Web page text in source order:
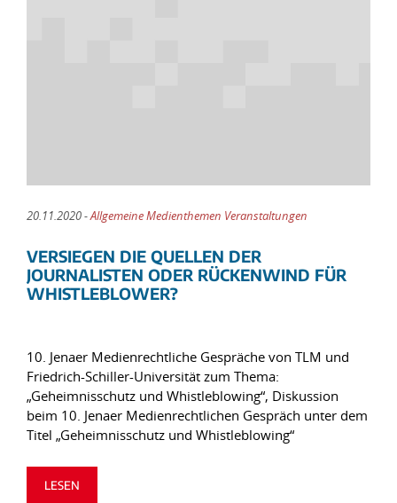
20.11.2020 -Allgemeine Medienthemen Veranstaltungen
VERSIEGEN DIE QUELLEN DER
JOURNALISTEN ODER RÜCKENWIND FÜR
WHISTLEBLOWER?
10. Jenaer Medienrechtliche Gespräche von TLM und
Friedrich-Schiller-Universität zum Thema:
„Geheimnisschutz und Whistleblowing“, Diskussion
beim 10. Jenaer Medienrechtlichen Gespräch unter dem
Titel „Geheimnisschutz und Whistleblowing“
LESEN